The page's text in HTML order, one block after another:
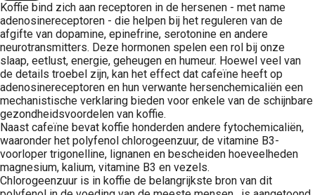
Koffie bind zich aan receptoren in de hersenen - met name
adenosinereceptoren - die helpen bij het reguleren van de
afgifte van dopamine, epinefrine, serotonine en andere
neurotransmitters. Deze hormonen spelen een rol bij onze
slaap, eetlust, energie, geheugen en humeur. Hoewel veel van
de details troebel zijn, kan het effect dat cafeïne heeft op
adenosinereceptoren en hun verwante hersenchemicaliën een
mechanistische verklaring bieden voor enkele van de schijnbare
gezondheidsvoordelen van koffie.
Naast cafeïne bevat koffie honderden andere fytochemicaliën,
waaronder het polyfenol chlorogeenzuur, de vitamine B3-
voorloper trigonelline, lignanen en bescheiden hoeveelheden
magnesium, kalium, vitamine B3 en vezels.
Chlorogeenzuur is in koffie de belangrijkste bron van dit